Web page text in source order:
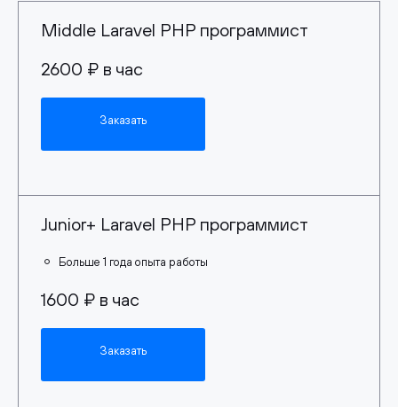
Middle Laravel PHP программист
2600 ₽ в час
Заказать
Junior+ Laravel PHP программист
Больше 1 года опыта работы
1600 ₽ в час
Заказать